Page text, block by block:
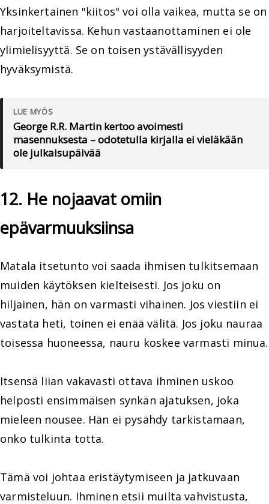
Yksinkertainen "kiitos" voi olla vaikea, mutta se on
harjoiteltavissa. Kehun vastaanottaminen ei ole
ylimielisyyttä. Se on toisen ystävällisyyden
hyväksymistä.
LUE MYÖS
George R.R. Martin kertoo avoimesti
masennuksesta – odotetulla kirjalla ei vieläkään
ole julkaisupäivää
12. He nojaavat omiin
epävarmuuksiinsa
Matala itsetunto voi saada ihmisen tulkitsemaan
muiden käytöksen kielteisesti. Jos joku on
hiljainen, hän on varmasti vihainen. Jos viestiin ei
vastata heti, toinen ei enää välitä. Jos joku nauraa
toisessa huoneessa, nauru koskee varmasti minua.
Itsensä liian vakavasti ottava ihminen uskoo
helposti ensimmäisen synkän ajatuksen, joka
mieleen nousee. Hän ei pysähdy tarkistamaan,
onko tulkinta totta.
Tämä voi johtaa eristäytymiseen ja jatkuvaan
varmisteluun. Ihminen etsii muilta vahvistusta,